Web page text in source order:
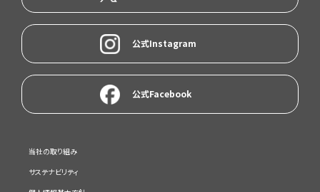
公式Instagram
公式Facebook
当社の取り組み
サステナビリティ